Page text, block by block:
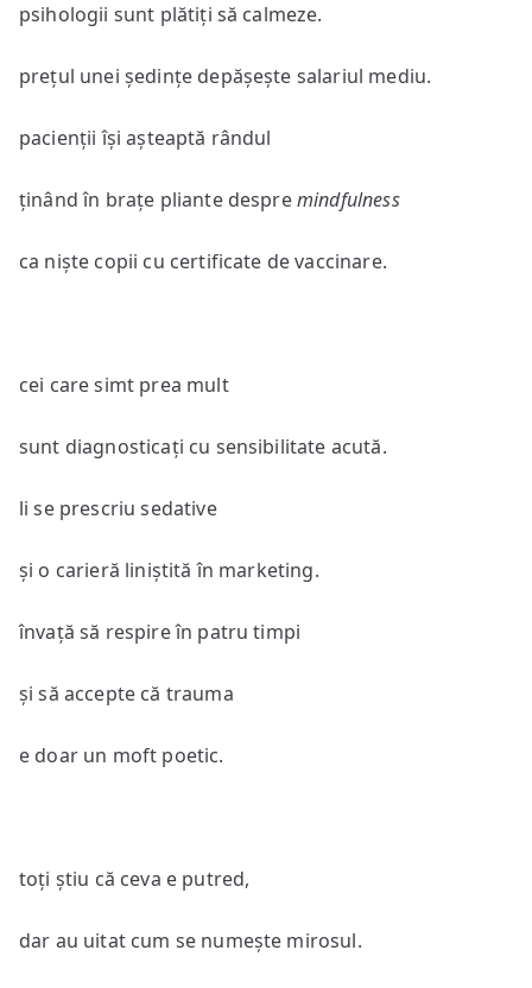
psihologii sunt plătiți să calmeze.
prețul unei ședințe depășește salariul mediu.
pacienții își așteaptă rândul
ținând în brațe pliante despremindfulness
ca niște copii cu certificate de vaccinare.
cei care simt prea mult
sunt diagnosticați cu sensibilitate acută.
li se prescriu sedative
și o carieră liniștită în marketing.
învață să respire în patru timpi
și să accepte că trauma
e doar un moft poetic.
toți știu că ceva e putred,
dar au uitat cum se numește mirosul.